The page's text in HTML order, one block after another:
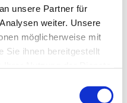
unsere Partner für
weiter. Unsere
möglicherweise mit
Sie ihnen bereitgestellt